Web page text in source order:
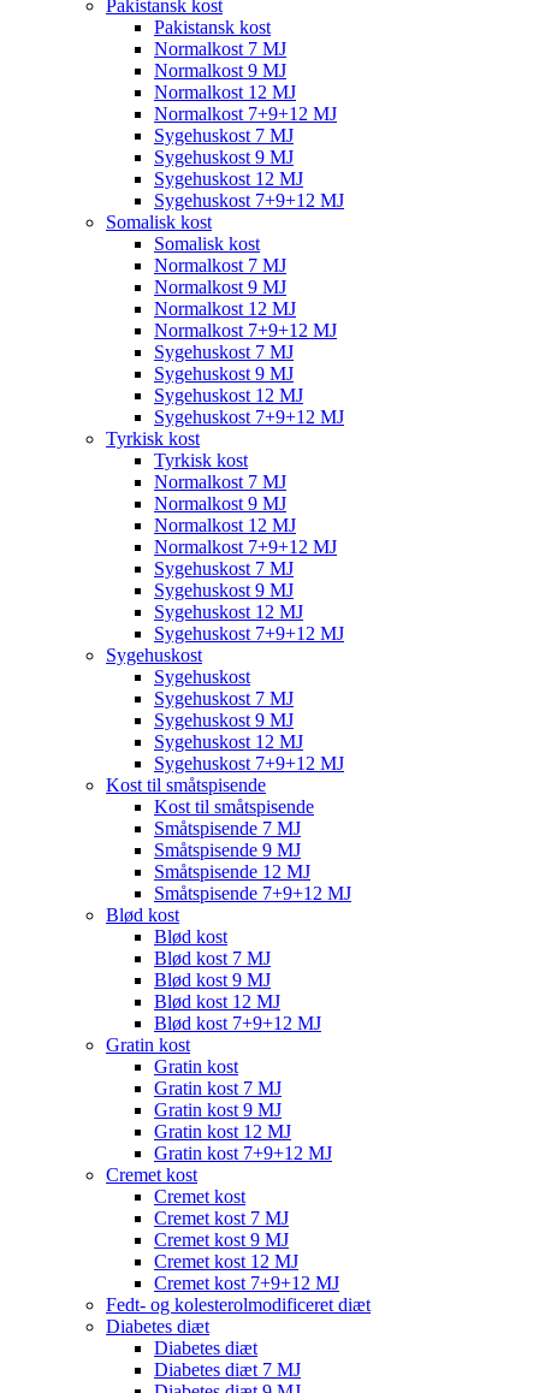
Pakistansk kost
Pakistansk kost
Normalkost 7 MJ
Normalkost 9 MJ
Normalkost 12 MJ
Normalkost 7+9+12 MJ
Sygehuskost 7 MJ
Sygehuskost 9 MJ
Sygehuskost 12 MJ
Sygehuskost 7+9+12 MJ
Somalisk kost
Somalisk kost
Normalkost 7 MJ
Normalkost 9 MJ
Normalkost 12 MJ
Normalkost 7+9+12 MJ
Sygehuskost 7 MJ
Sygehuskost 9 MJ
Sygehuskost 12 MJ
Sygehuskost 7+9+12 MJ
Tyrkisk kost
Tyrkisk kost
Normalkost 7 MJ
Normalkost 9 MJ
Normalkost 12 MJ
Normalkost 7+9+12 MJ
Sygehuskost 7 MJ
Sygehuskost 9 MJ
Sygehuskost 12 MJ
Sygehuskost 7+9+12 MJ
Sygehuskost
Sygehuskost
Sygehuskost 7 MJ
Sygehuskost 9 MJ
Sygehuskost 12 MJ
Sygehuskost 7+9+12 MJ
Kost til småtspisende
Kost til småtspisende
Småtspisende 7 MJ
Småtspisende 9 MJ
Småtspisende 12 MJ
Småtspisende 7+9+12 MJ
Blød kost
Blød kost
Blød kost 7 MJ
Blød kost 9 MJ
Blød kost 12 MJ
Blød kost 7+9+12 MJ
Gratin kost
Gratin kost
Gratin kost 7 MJ
Gratin kost 9 MJ
Gratin kost 12 MJ
Gratin kost 7+9+12 MJ
Cremet kost
Cremet kost
Cremet kost 7 MJ
Cremet kost 9 MJ
Cremet kost 12 MJ
Cremet kost 7+9+12 MJ
Fedt- og kolesterolmodificeret diæt
Diabetes diæt
Diabetes diæt
Diabetes diæt 7 MJ